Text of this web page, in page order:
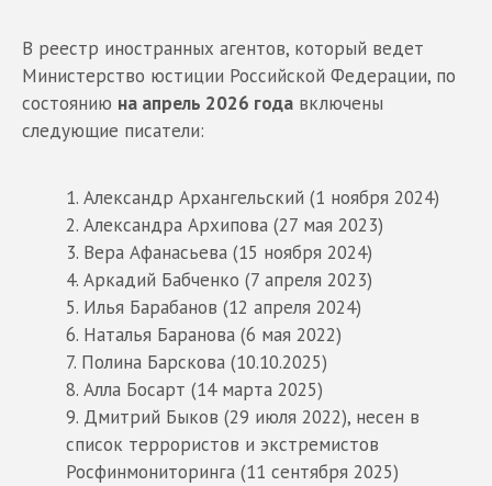
В реестр иностранных агентов, который ведет
Министерство юстиции Российской Федерации, по
состоянию на апрель 2026 года включены
следующие писатели:
Александр Архангельский (1 ноября 2024)
Александра Архипова (27 мая 2023)
Вера Афанасьева (15 ноября 2024)
Аркадий Бабченко (7 апреля 2023)
Илья Барабанов (12 апреля 2024)
Наталья Баранова (6 мая 2022)
Полина Барскова (10.10.2025)
Алла Босарт (14 марта 2025)
Дмитрий Быков (29 июля 2022), несен в
список террористов и экстремистов
Росфинмониторинга (11 сентября 2025)